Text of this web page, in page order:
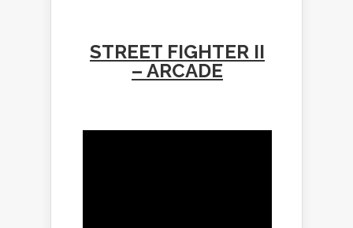
STREET FIGHTER II
– ARCADE